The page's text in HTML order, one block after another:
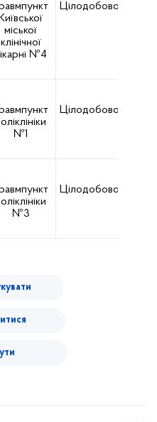
Київської
міської
клінічної
№4
Цілодобово
№1
Цілодобово
№3
Цілодобово